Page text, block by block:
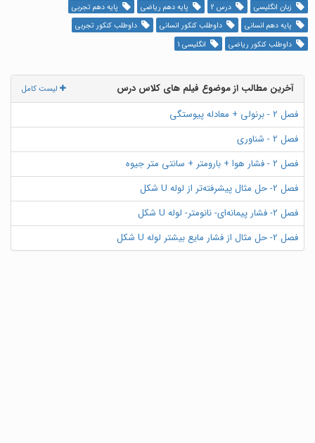
زبان انگلیسی درس 2 پایه دهم ریاضی
پایه دهم تجربی
پایه دهم انسانی
داوطلب کنکور انسانی
داوطلب کنکور تجربی
داوطلب کنکور ریاضی
انگلیسی 1
لیست کامل
آخرین مطالب از موضوع فیلم های کلاس درس
فصل 2 - برنولی + معادله پیوستگی
فصل 2 - شناوری
فصل 2 - فشار هوا + بارومتر + سانتی متر جیوه
فصل 2- حل مثال پیشرفته‌تر از لوله U شکل
فصل 2- فشار پیمانه‌ای- نانومتر- لوله U شکل
فصل 2- حل مثال از فشار مایع بیشتر لوله U شکل